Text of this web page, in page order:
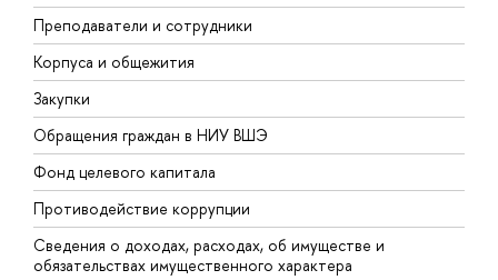
Преподаватели и сотрудники
Корпуса и общежития
Закупки
Обращения граждан в НИУ ВШЭ
Фонд целевого капитала
Противодействие коррупции
Сведения о доходах, расходах, об имуществе и
обязательствах имущественного характера